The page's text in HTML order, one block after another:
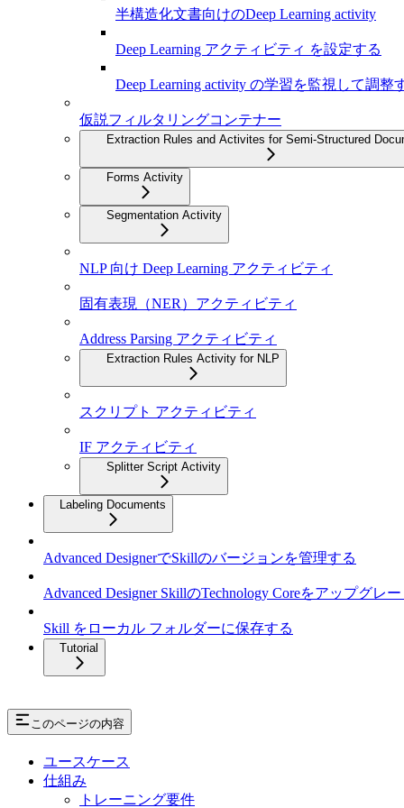
半構造化文書向けのDeep Learning activity
Deep Learning アクティビティ を設定する
Deep Learning activity の学習を監視して調整
仮説フィルタリングコンテナー
Extraction Rules and Activites for Semi-Structured
Forms Activity
Segmentation Activity
NLP 向け Deep Learning アクティビティ
固有表現（NER）アクティビティ
Address Parsing アクティビティ
Extraction Rules Activity for NLP
スクリプト アクティビティ
IF アクティビティ
Splitter Script Activity
Labeling Documents
Advanced DesignerでSkillのバージョンを管理する
Advanced Designer SkillのTechnology Coreをアップグレ
Skill をローカル フォルダーに保存する
Tutorial
このページの内容
ユースケース
仕組み
トレーニング要件